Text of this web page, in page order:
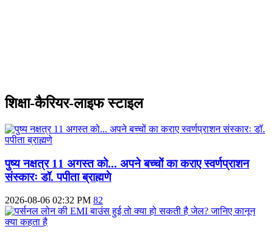
शिक्षा-कैरियर-लाइफ स्टाइल
पुष्य नक्षत्र 11 अगस्त को... अपने बच्चों का कराए स्वर्णप्राशन
संस्कारः डॉ. पपीता ब्राह्मणे
2026-08-06 02:32 PM 82